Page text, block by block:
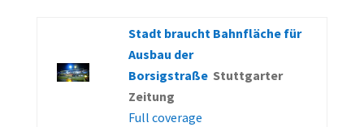
Stadt braucht Bahnfläche für
Ausbau der
Borsigstraße Stuttgarter
Zeitung
Full coverage